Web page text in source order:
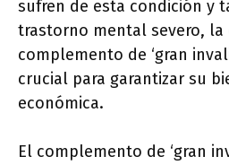
sufren de esta condición y
trastorno mental severo,
complemento de ‘gran
crucial para garantizar su
económica.
El complemento de ‘gran